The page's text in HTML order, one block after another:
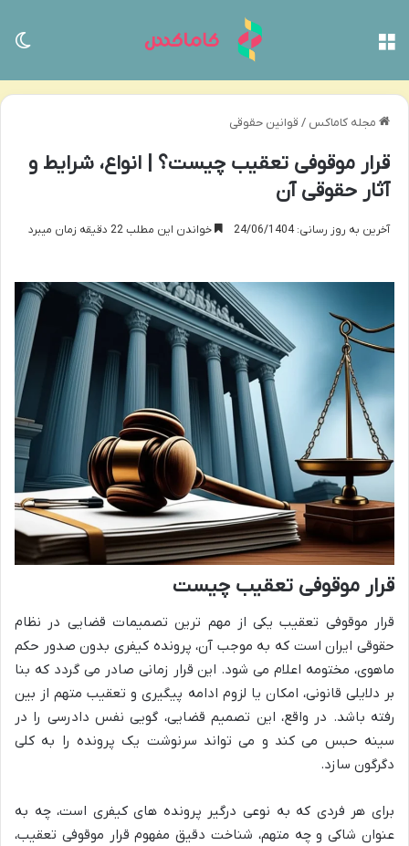
مجله کاماکس / قوانین حقوقی
قرار موقوفی تعقیب چیست؟ | انواع، شرایط و
آثار حقوقی آن
آخرین به روز رسانی: 24/06/1404 خواندن این مطلب 22 دقیقه زمان میبرد
قرار موقوفی تعقیب چیست
قرار موقوفی تعقیب یکی از مهم ترین تصمیمات قضایی در نظام
حقوقی ایران است که به موجب آن، پرونده کیفری بدون صدور حکم
ماهوی، مختومه اعلام می شود. این قرار زمانی صادر می گردد که بنا
بر دلایلی قانونی، امکان یا لزوم ادامه پیگیری و تعقیب متهم از بین
رفته باشد. در واقع، این تصمیم قضایی، گویی نفس دادرسی را در
سینه حبس می کند و می تواند سرنوشت یک پرونده را به کلی
دگرگون سازد.
برای هر فردی که به نوعی درگیر پرونده های کیفری است، چه به
عنوان شاکی و چه متهم، شناخت دقیق مفهوم قرار موقوفی تعقیب،